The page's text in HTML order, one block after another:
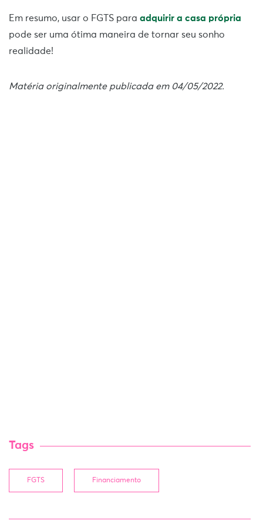
Em resumo, usar o FGTS para adquirir a casa própria
pode ser uma ótima maneira de tornar seu sonho
realidade!
Matéria originalmente publicada em 04/05/2022.
Tags
FGTS Financiamento